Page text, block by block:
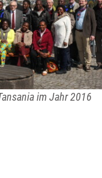
im Jahr 2016